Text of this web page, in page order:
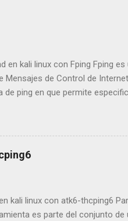
kali linux con Fping Fping
de Control de
ping en que permite
el tiempo de espera o
sistema de turnos
a los hosts de la
versión 4.0 El comando fping
kali linux con atk6-thcping6
es parte del conjunto de